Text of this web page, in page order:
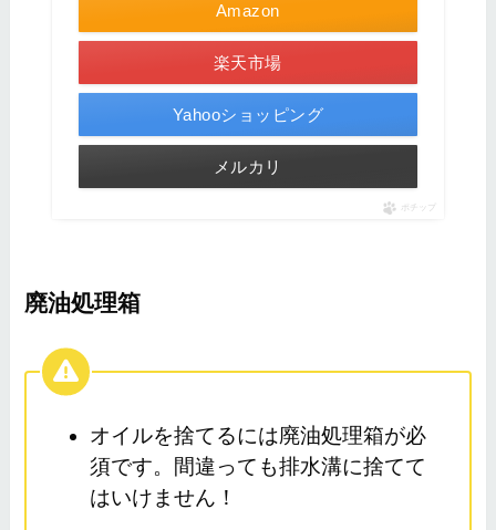
Amazon
楽天市場
Yahooショッピング
メルカリ
ポチップ
廃油処理箱
オイルを捨てるには廃油処理箱が必
須です。間違っても排水溝に捨てて
はいけません！